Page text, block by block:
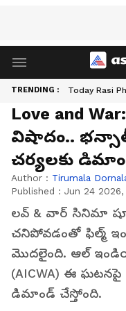
TRENDING : Today Rasi
Love and
విషాదం..
చర్యలకు
Author : Tirumala
Published : Jun 24 2026,
లవ్ & వార్ సినిమా
చనిపోవడంతో ఫిల్మ్
మొదలైంది. ఆల్
(AICWA) ఈ
డిమాండ్ చేస్తోంది.